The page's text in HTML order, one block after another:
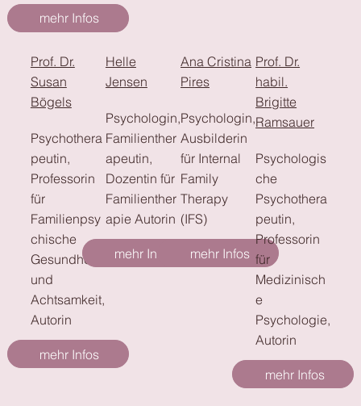
mehr Infos
Prof. Dr.
Susan
Bögels
Psychothera
peutin,
Professorin
für
Familienpsy
chische
Gesundheit
und
Achtsamkeit,
Autorin
mehr Infos
Helle
Jensen
Psychologin,
Familienther
apeutin,
Dozentin für
Familienther
apie Autorin
mehr Infos
Ana Cristina
Pires
Psychologin,
Ausbilderin
für Internal
Family
Therapy
(IFS)
mehr Infos
Prof. Dr.
habil.
Brigitte
Ramsauer
Psychologis
che
Psychothera
peutin,
Professorin
für
Medizinisch
e
Psychologie,
Autorin
mehr Infos